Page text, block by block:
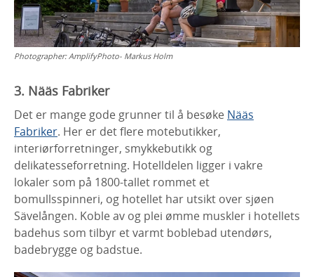
Photographer: AmplifyPhoto- Markus Holm
3. Nääs Fabriker
Det er mange gode grunner til å besøke Nääs
Fabriker. Her er det flere motebutikker,
interiørforretninger, smykkebutikk og
delikatesseforretning. Hotelldelen ligger i vakre
lokaler som på 1800-tallet rommet et
bomullsspinneri, og hotellet har utsikt over sjøen
Sävelången. Koble av og plei ømme muskler i hotellets
badehus som tilbyr et varmt boblebad utendørs,
badebrygge og badstue.